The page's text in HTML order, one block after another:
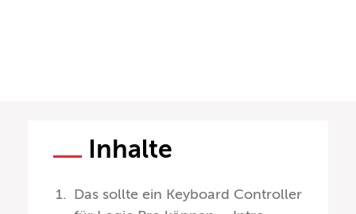
Inhalte
Das sollte ein Keyboard Controller